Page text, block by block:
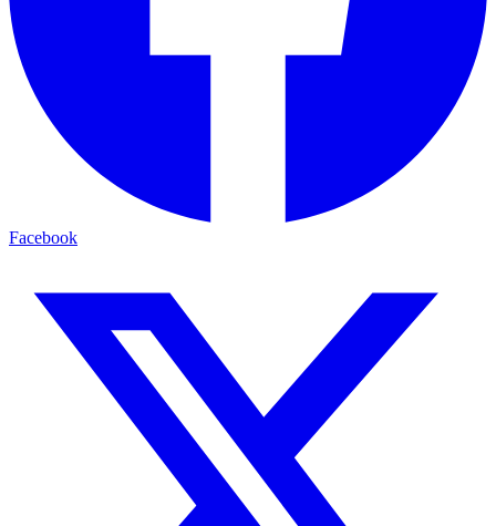
Facebook